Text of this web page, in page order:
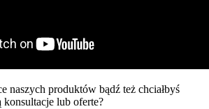
naszych produktów bądź też chciałbyś
konsultacje lub oferte?